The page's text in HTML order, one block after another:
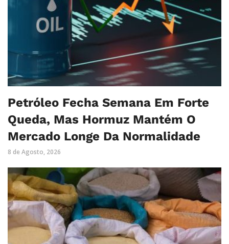
Petróleo Fecha Semana Em Forte
Queda, Mas Hormuz Mantém O
Mercado Longe Da Normalidade
8 de Agosto, 2026